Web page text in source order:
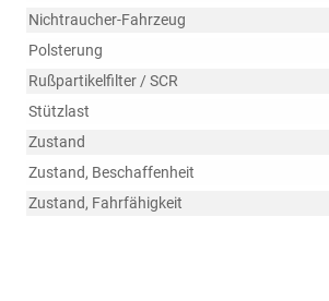
Nichtraucher-Fahrzeug
Polsterung
Rußpartikelfilter / SCR
Stützlast
Zustand
Zustand, Beschaffenheit
Zustand, Fahrfähigkeit